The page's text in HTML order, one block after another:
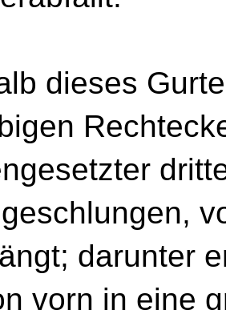
dieses
darunter
vorn in eine